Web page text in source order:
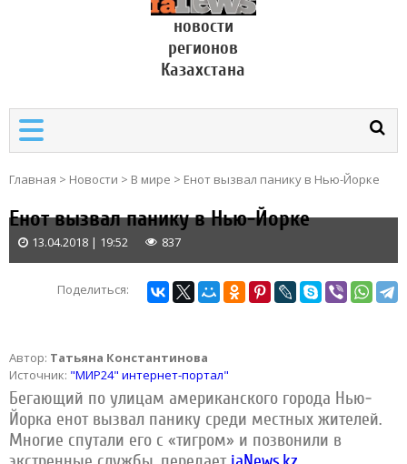
новости
регионов
Казахстана
Главная > Новости > В мире > Енот вызвал панику в Нью-Йорке
Енот вызвал панику в Нью-Йорке
13.04.2018 | 19:52 837
Поделиться:
Автор: Татьяна Константинова
Источник: "МИР24" интернет-портал"
Бегающий по улицам американского города Нью-
Йорка енот вызвал панику среди местных жителей.
Многие спутали его с «тигром» и позвонили в